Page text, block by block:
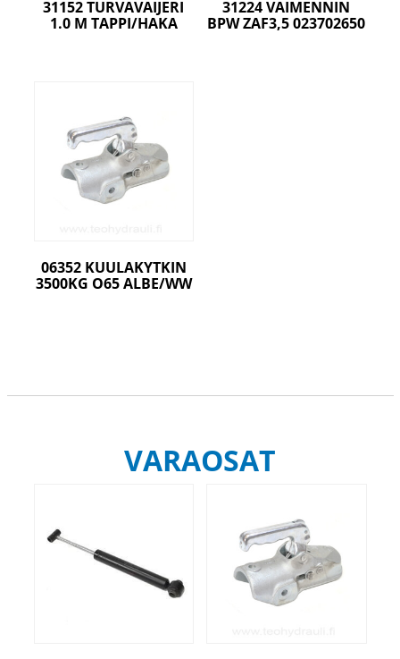
31152 TURVAVAIJERI
1.0 M TAPPI/HAKA
31224 VAIMENNIN
BPW ZAF3,5 023702650
06352 KUULAKYTKIN
3500KG O65 ALBE/WW
VARAOSAT